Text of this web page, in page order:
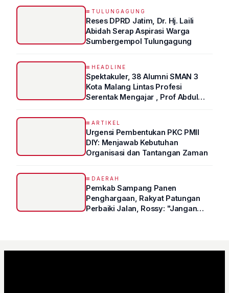
TULUNGAGUNG
Reses DPRD Jatim, Dr. Hj. Laili
Abidah Serap Aspirasi Warga
Sumbergempol Tulungagung
HEADLINE
Spektakuler, 38 Alumni SMAN 3
Kota Malang Lintas Profesi
Serentak Mengajar , Prof Abdul
ARTIKEL
Urgensi Pembentukan PKC PMII
DIY: Menjawab Kebutuhan
Organisasi dan Tantangan Zaman
DAERAH
Pemkab Sampang Panen
Penghargaan, Rakyat Patungan
Perbaiki Jalan, Rossy: "Jangan